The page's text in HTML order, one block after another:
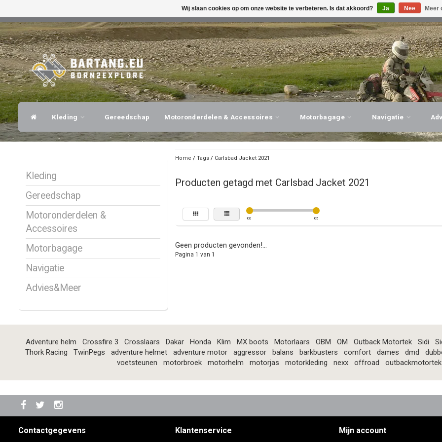
DESKUNDIG ADVIES, PERSOONLIJKE SERVICE! BEZOEK ONZE
Kleding Gereedschap Motoronderdelen & Accessoires Motorbagage Navigatie
Kleding
Gereedschap
Motoronderdelen &
Accessoires
Motorbagage
Navigatie
Advies&Meer
Home / Tags/ Carlsbad Jacket 2021
Producten getagd met Carlsbad Jacket 2021
€0 €5
Geen producten gevonden!...
Pagina 1 van 1
Adventure helm Crossfire 3 Crosslaars Dakar Honda Klim MX boots Motorlaars OBM OM Outback Motortek Sidi
Thork Racing
TwinPegs adventure helmet adventure motor aggressor balans barkbusters comfort dames dmd
voetsteunen
motorbroek motorhelm motorjas motorkleding nexx offroad outbackmotortek
Contactgegevens Klantenservice Mijn account
Wij slaan cookies op om onze website te verbeteren. Is dat akkoord? Ja Nee Meer